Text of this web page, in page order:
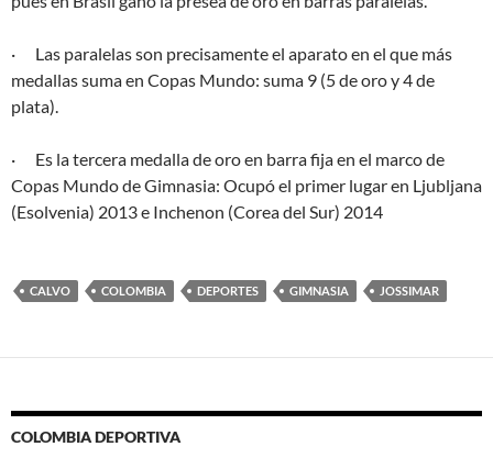
· Las paralelas son precisamente el aparato en el que más
medallas suma en Copas Mundo: suma 9 (5 de oro y 4 de
plata).
· Es la tercera medalla de oro en barra fija en el marco de
Copas Mundo de Gimnasia: Ocupó el primer lugar en Ljubljana
(Esolvenia) 2013 e Inchenon (Corea del Sur) 2014
CALVO COLOMBIA DEPORTES GIMNASIA JOSSIMAR
COLOMBIA DEPORTIVA